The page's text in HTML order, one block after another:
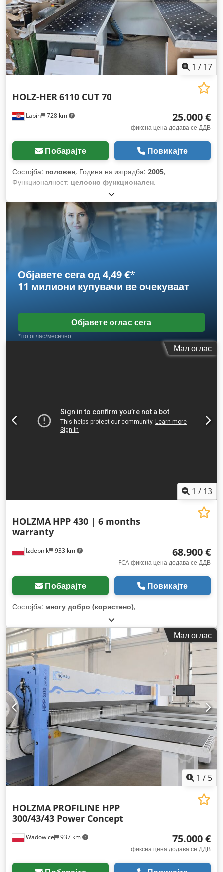
1 / 17
Labin 728 km
HOLZ-HER6110 CUT 70
25.000 €
фиксна цена додава се ДДВ
Побарајте Повикајте
Состојба: половен, Година на изградба: 2005,
Функционалност: целосно функционален,
Објавете сега од 4,49 €*
11 милиони купувачи ве очекуваат
Објавете оглас сега
*по оглас/месечно
Мал оглас
1 / 13
Izdebnik 933 km
HOLZMA HPP 430 | 6 months
warranty
68.900 €
FCA фиксна цена додава се ДДВ
Побарајте Повикајте
Состојба: многу добро (користено),
Мал оглас
1 / 5
Wadowice 937 km
HOLZMA PROFILINE HPP
300/43/43 Power Concept
75.000 €
фиксна цена додава се ДДВ